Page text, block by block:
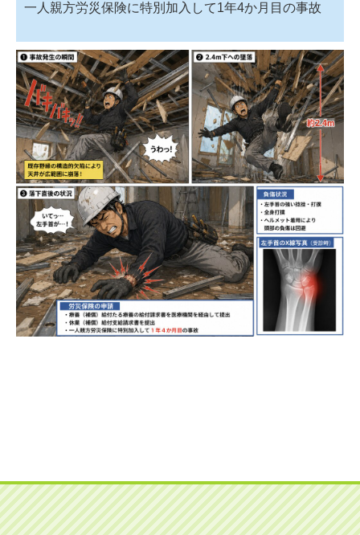
一人親方労災保険に特別加入して1年4か月目の事故